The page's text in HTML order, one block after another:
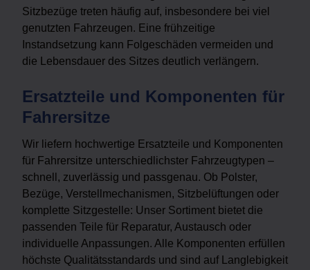
Sitzbezüge treten häufig auf, insbesondere bei viel
genutzten Fahrzeugen. Eine frühzeitige
Instandsetzung kann Folgeschäden vermeiden und
die Lebensdauer des Sitzes deutlich verlängern.
Ersatzteile und Komponenten für
Fahrersitze
Wir liefern hochwertige Ersatzteile und Komponenten
für Fahrersitze unterschiedlichster Fahrzeugtypen –
schnell, zuverlässig und passgenau. Ob Polster,
Bezüge, Verstellmechanismen, Sitzbelüftungen oder
komplette Sitzgestelle: Unser Sortiment bietet die
passenden Teile für Reparatur, Austausch oder
individuelle Anpassungen. Alle Komponenten erfüllen
höchste Qualitätsstandards und sind auf Langlebigkeit